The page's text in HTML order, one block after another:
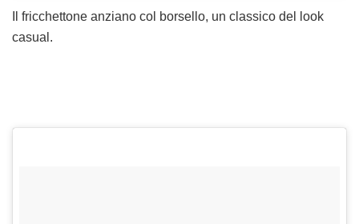
Il fricchettone anziano col borsello, un classico del look
casual.